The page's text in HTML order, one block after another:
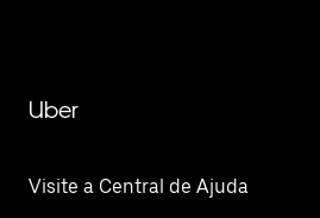
Uber
Visite a Central de Ajuda